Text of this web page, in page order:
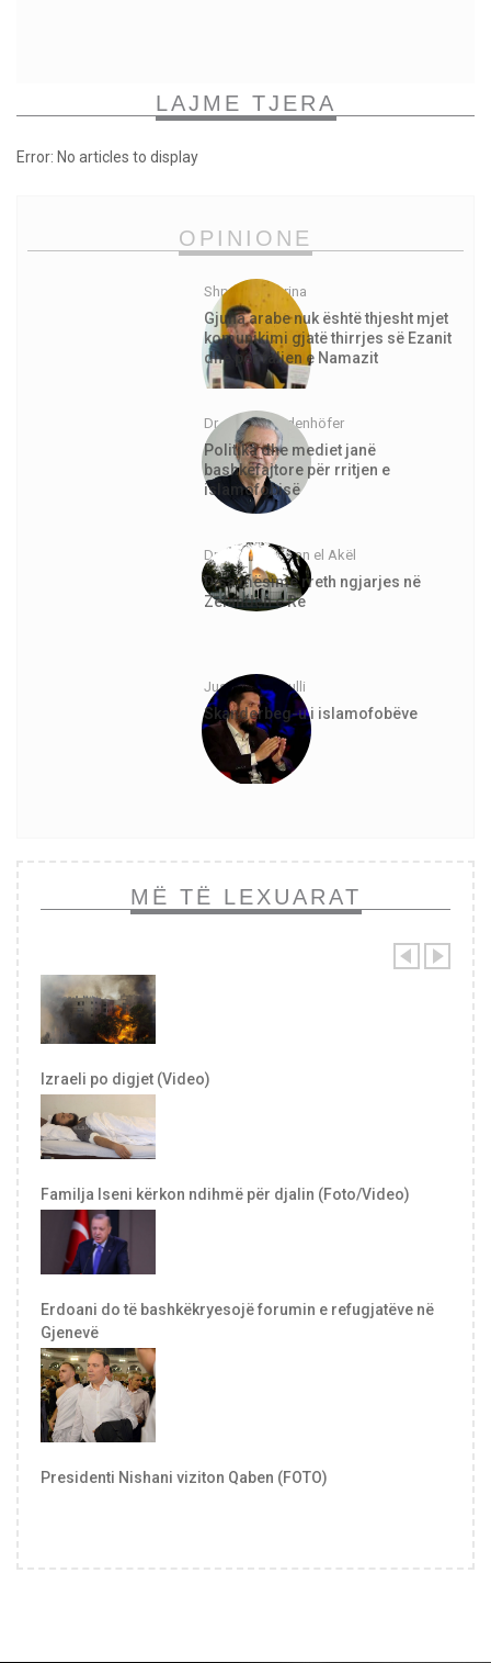
LAJME TJERA
Error: No articles to display
OPINIONE
Shpejtim Morina
Gjuha arabe nuk është thjesht mjet
komunikimi gjatë thirrjes së Ezanit
dhe për faljen e Namazit
Dr. Jürgen Todenhöfer
Politika dhe mediet janë
bashkëfajtore për rritjen e
islamofobisë
Dr. Abdurrahman el Akël
Disa mësime rreth ngjarjes në
Zelandën e Re
Justinian Topulli
Skanderbeg-u i islamofobëve
MË TË LEXUARAT
Izraeli po digjet (Video)
Familja Iseni kërkon ndihmë për djalin (Foto/Video)
Erdoani do të bashkëkryesojë forumin e refugjatëve në
Gjenevë
Presidenti Nishani viziton Qaben (FOTO)